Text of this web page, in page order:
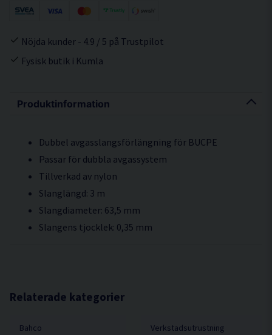
Produktinformation
Dubbel avgasslangsförlängning för BUCPE
Passar för dubbla avgassystem
Tillverkad av nylon
Slanglängd: 3 m
Slangdiameter: 63,5 mm
Slangens tjocklek: 0,35 mm
Relaterade kategorier
Bahco Verkstadsutrustning
Nöjda kunder - 4.9 / 5 på Trustpilot
Fysisk butik i Kumla